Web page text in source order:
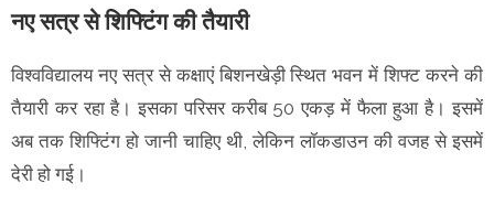
नए सत्र से शिफ्टिंग की तैयारी
विश्वविद्यालय नए सत्र से कक्षाएं बिशनखेड़ी स्थित भवन में शिफ्ट करने की
तैयारी कर रहा है। इसका परिसर करीब 50 एकड़ में फैला हुआ है। इसमें
अब तक शिफ्टिंग हो जानी चाहिए थी, लेकिन लॉकडाउन की वजह से इसमें
देरी हो गई।